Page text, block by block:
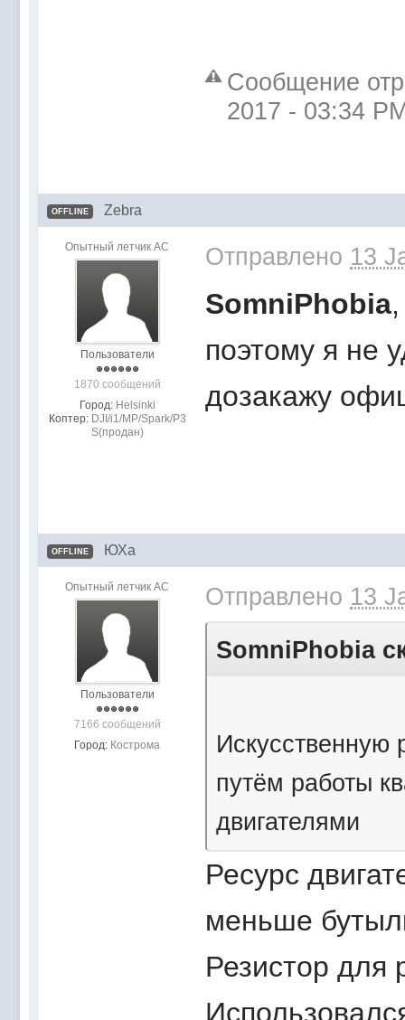
Сообщение
2017 - 03:34
OFFLINE Zebra
Опытный летчик АС
Пользователи
1870 сообщений
Город: Helsinki
Коптер: DJI/i1/MP/Spark/P3
S(продан)
Отправлено 13
SomniPhobia
поэтому я не
дозакажу
OFFLINE ЮХа
Опытный летчик АС
Пользователи
7166 сообщений
Город: Кострома
Отправлено 13
SomniPhobia
Искусственную
путём работы
двигателями
Ресурс
меньше
Резистор